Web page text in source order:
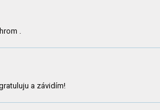
.
a závidím!